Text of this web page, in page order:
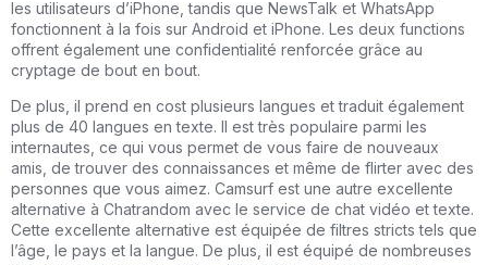
les utilisateurs d’iPhone, tandis que NewsTalk et WhatsApp
fonctionnent à la fois sur Android et iPhone. Les deux functions
offrent également une confidentialité renforcée grâce au
cryptage de bout en bout.
De plus, il prend en cost plusieurs langues et traduit également
plus de 40 langues en texte. Il est très populaire parmi les
internautes, ce qui vous permet de vous faire de nouveaux
amis, de trouver des connaissances et même de flirter avec des
personnes que vous aimez. Camsurf est une autre excellente
alternative à Chatrandom avec le service de chat vidéo et texte.
Cette excellente alternative est équipée de filtres stricts tels que
l’âge, le pays et la langue. De plus, il est équipé de nombreuses